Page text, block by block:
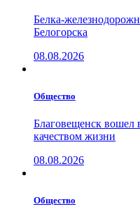
Белка-
Белогорска
08.08.2026
Общество
Благовещенск вошел
качеством жизни
08.08.2026
Общество